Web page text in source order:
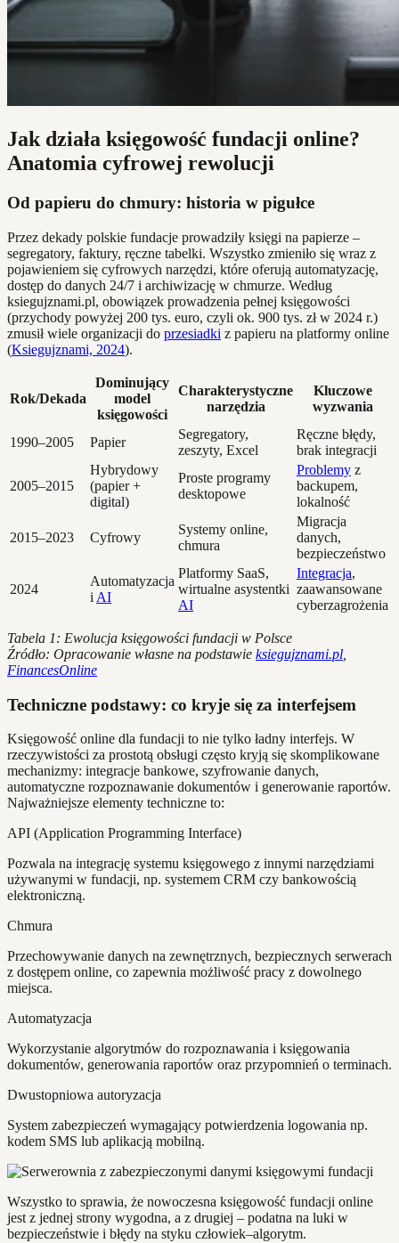
Jak działa księgowość fundacji online?
Anatomia cyfrowej rewolucji
Od papieru do chmury: historia w pigułce
Przez dekady polskie fundacje prowadziły księgi na papierze –
segregatory, faktury, ręczne tabelki. Wszystko zmieniło się wraz z
pojawieniem się cyfrowych narzędzi, które oferują automatyzację,
dostęp do danych 24/7 i archiwizację w chmurze. Według
ksiegujznami.pl, obowiązek prowadzenia pełnej księgowości
(przychody powyżej 200 tys. euro, czyli ok. 900 tys. zł w 2024 r.)
zmusił wiele organizacji do przesiadki z papieru na platformy online
(Ksiegujznami, 2024).
Rok/Dekada
Dominujący
model
księgowości
Charakterystyczne
narzędzia
Kluczowe
wyzwania
1990–2005 Papier
Segregatory,
zeszyty, Excel
Ręczne błędy,
brak integracji
2005–2015
Hybrydowy
(papier +
digital)
Proste programy
desktopowe
Problemy z
backupem,
lokalność
2015–2023 Cyfrowy
Systemy online,
chmura
Migracja
danych,
bezpieczeństwo
2024
Automatyzacja
i AI
Platformy SaaS,
wirtualne asystentki
AI
Integracja,
zaawansowane
cyberzagrożenia
Tabela 1: Ewolucja księgowości fundacji w Polsce
Źródło: Opracowanie własne na podstawie ksiegujznami.pl
FinancesOnline
Techniczne podstawy: co kryje się za interfejsem
Księgowość online dla fundacji to nie tylko ładny interfejs. W
rzeczywistości za prostotą obsługi często kryją się skomplikowane
mechanizmy: integracje bankowe, szyfrowanie danych,
automatyczne rozpoznawanie dokumentów i generowanie raportów.
Najważniejsze elementy techniczne to:
API (Application Programming Interface)
Pozwala na integrację systemu księgowego z innymi narzędziami
używanymi w fundacji, np. systemem CRM czy bankowością
elektroniczną.
Chmura
Przechowywanie danych na zewnętrznych, bezpiecznych serwerach
z dostępem online, co zapewnia możliwość pracy z dowolnego
miejsca.
Automatyzacja
Wykorzystanie algorytmów do rozpoznawania i księgowania
dokumentów, generowania raportów oraz przypomnień o terminach.
Dwustopniowa autoryzacja
System zabezpieczeń wymagający potwierdzenia logowania np.
kodem SMS lub aplikacją mobilną.
Wszystko to sprawia, że nowoczesna księgowość fundacji online
jest z jednej strony wygodna, a z drugiej – podatna na luki w
bezpieczeństwie i błędy na styku człowiek–algorytm.